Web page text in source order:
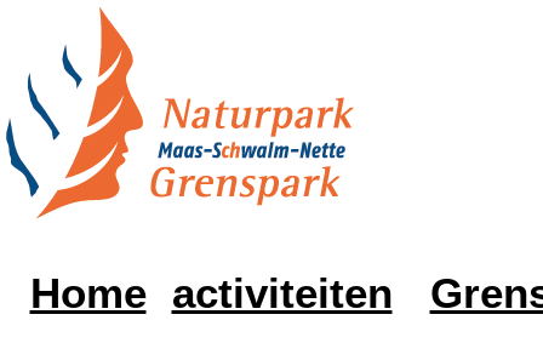
Home activiteiten